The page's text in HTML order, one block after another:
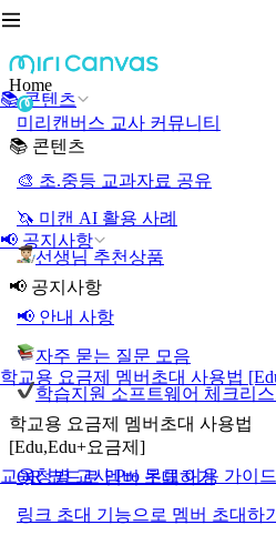
📚 콘텐츠
📢 공지사항
학교용 요금제 멤버초대 사용법
교육청별 교사 Pro 무료 이용 가이드
Home
미리캔버스 교사 커뮤니티
📚 콘텐츠
🎨 초.중등 교과자료 공유
🦄 미캔 AI 활용 사례
선생님 추천상품
📢 공지사항
📢 안내 사항
자주 묻는 질문 모음
학습지원 소프트웨어 체크리
학교용 요금제 멤버초대 사용법
[Edu,Edu+요금제]
QR 코드로 멤버 초대하기
링크 초대 기능으로 멤버 초대하기